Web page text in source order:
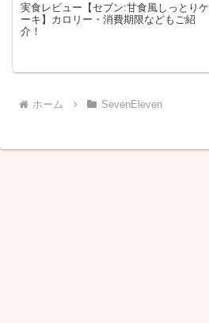
実食レビュー【セブン:甘食風しっとりケ
ーキ】カロリー・消費期限などもご紹
介！
ホーム SevenEleven